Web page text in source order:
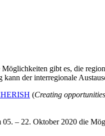
gibt es, die
der interregionale
(Creating
– 22. Oktober 2020 die